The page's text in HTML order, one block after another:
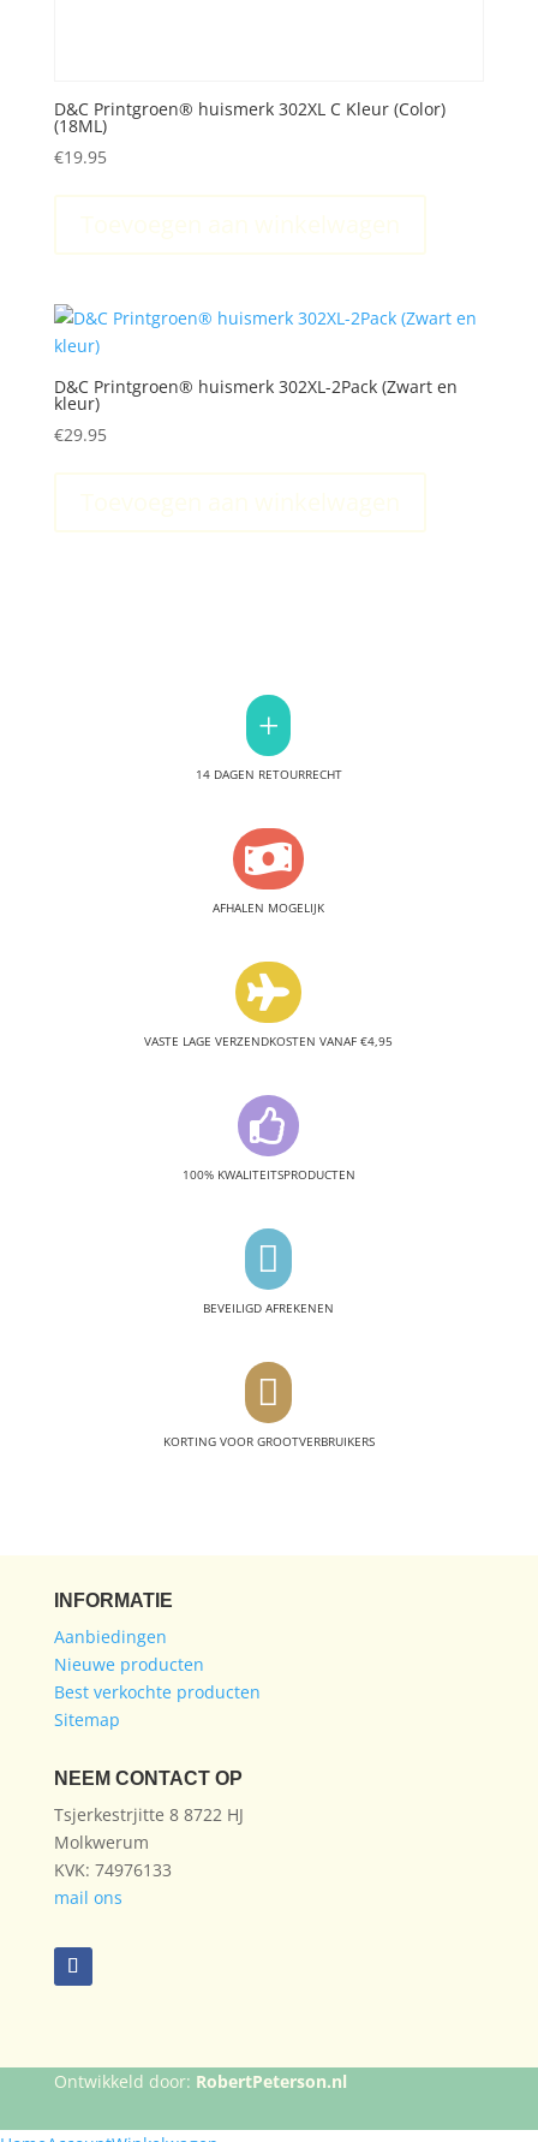
D&C Printgroen® huismerk 302XL C Kleur (Color)
(18ML)
€19.95
D&C Printgroen® huismerk 302XL-2Pack (Zwart en
kleur)
€29.95
+
14 DAGEN RETOURRECHT

AFHALEN MOGELIJK

VASTE LAGE VERZENDKOSTEN VANAF €4,95

100% KWALITEITSPRODUCTEN

BEVEILIGD AFREKENEN

KORTING VOOR GROOTVERBRUIKERS
INFORMATIE
Aanbiedingen
Nieuwe producten
Best verkochte producten
Sitemap
NEEM CONTACT OP
Tsjerkestrjitte 8 8722 HJ
Molkwerum
KVK: 74976133
mail ons
Ontwikkeld door: RobertPeterson.nl